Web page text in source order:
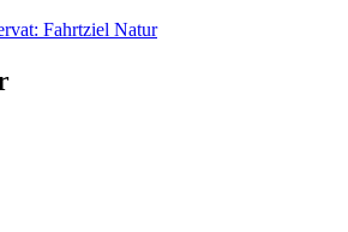
Fahrtziel Natur